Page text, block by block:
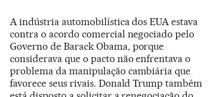
A indústria automobilística dos EUA estava
contra o acordo comercial negociado pelo
Governo de Barack Obama, porque
considerava que o pacto não enfrentava o
problema da manipulação cambiária que
favorece seus rivais. Donald Trump também